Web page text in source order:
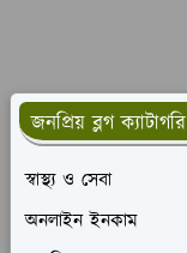
জনপ্রিয় ব্লগ ক্যাটাগরি
স্বাস্থ্য ও সেবা
অনলাইন ইনকাম